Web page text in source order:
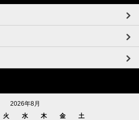
2026年8月
火 水 木 金 土